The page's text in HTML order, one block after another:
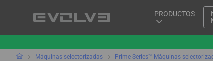
PRODUCTOS
Máquinas selectorizadas Prime Series™ Máquinas